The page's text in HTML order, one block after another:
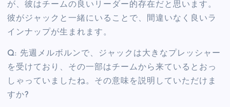
が、彼はチームの良いリーダー的存在だと思います。
彼がジャックと一緒にいることで、間違いなく良いラ
インナップが生まれます。
Q: 先週メルボルンで、ジャックは大きなプレッシャー
を受けており、その一部はチームから来ているとおっ
しゃっていましたね。その意味を説明していただけま
すか?